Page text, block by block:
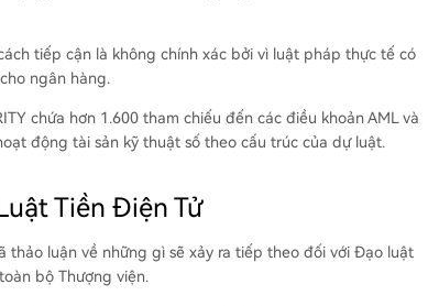
tiếp cận là không chính xác bởi vì luật pháp thực tế có
ngân hàng.
chứa hơn 1.600 tham chiếu đến các điều khoản AML và
động tài sản kỹ thuật số theo cấu trúc của dự luật.
Tiền Điện Tử
thảo luận về những gì sẽ xảy ra tiếp theo đối với Đạo luật
bộ Thượng viện.